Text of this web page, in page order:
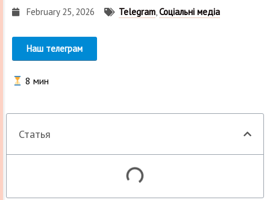
February 25, 2026 Telegram,Соціальні медіа
Наш телеграм
8 мин
Статья